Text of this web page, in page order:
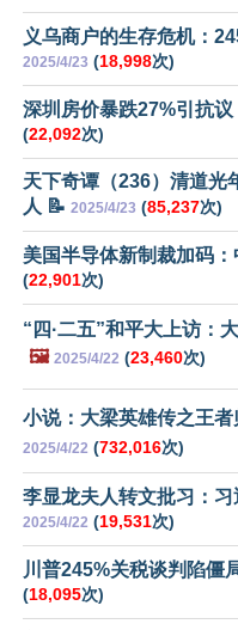
义乌商户的生存危机：
2025/4/23 (18,998次)
深圳房价暴跌27%引抗
(22,092次)
天下奇谭（236）清道光
人 📝 2025/4/23 (85,237次)
美国半导体新制裁加码
(22,901次)
“四·二五”和平大上访：
🖼️ 2025/4/22 (23,460次)
小说：大梁英雄传之王
2025/4/22 (732,016次)
李显龙夫人转文批习：
2025/4/22 (19,531次)
川普245%关税谈判陷僵
(18,095次)